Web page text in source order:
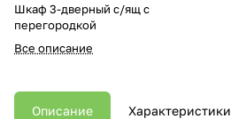
Шкаф 3-дверный с/ящ с
перегородкой
Все описание
Описание Характеристики